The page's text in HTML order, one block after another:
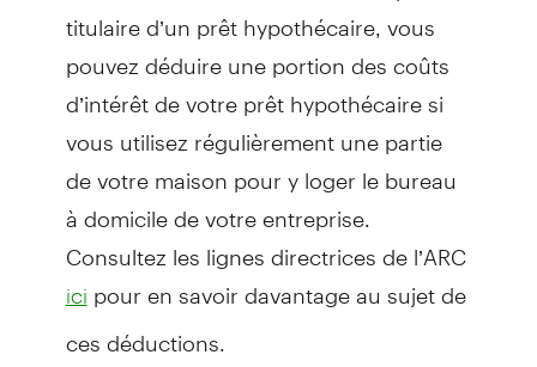
titulaire d’un prêt hypothécaire, vous
pouvez déduire une portion des coûts
d’intérêt de votre prêt hypothécaire si
vous utilisez régulièrement une partie
de votre maison pour y loger le bureau
à domicile de votre entreprise.
Consultez les lignes directrices de l’ARC
ici pour en savoir davantage au sujet de
ces déductions.